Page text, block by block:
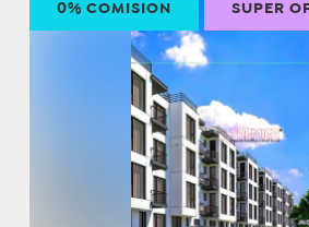
0% COMISION SUPER